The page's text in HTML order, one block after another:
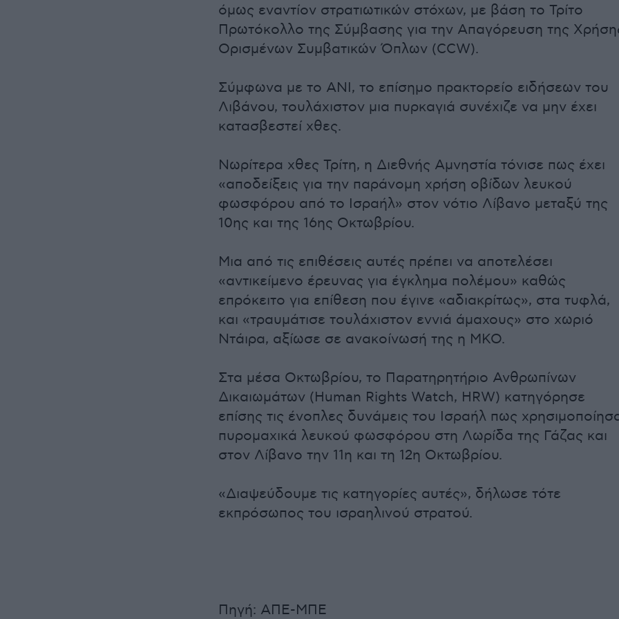
όμως εναντίον στρατιωτικών στόχων, με βάση το Τρίτο
Πρωτόκολλο της Σύμβασης για την Απαγόρευση της
Ορισμένων Συμβατικών Όπλων (CCW).
Σύμφωνα με το ANI, το επίσημο πρακτορείο ειδήσεων του
Λιβάνου, τουλάχιστον μια πυρκαγιά συνέχιζε να μην έχει
κατασβεστεί χθες.
Νωρίτερα χθες Τρίτη, η Διεθνής Αμνηστία τόνισε πως έχει
«αποδείξεις για την παράνομη χρήση οβίδων λευκού
φωσφόρου από το Ισραήλ» στον νότιο Λίβανο μεταξύ της
10ης και της 16ης Οκτωβρίου.
Μια από τις επιθέσεις αυτές πρέπει να αποτελέσει
«αντικείμενο έρευνας για έγκλημα πολέμου» καθώς
επρόκειτο για επίθεση που έγινε «αδιακρίτως», στα τυφλά,
και «τραυμάτισε τουλάχιστον εννιά άμαχους» στο χωριό
Ντάιρα, αξίωσε σε ανακοίνωσή της η ΜΚΟ.
Στα μέσα Οκτωβρίου, το Παρατηρητήριο Ανθρωπίνων
Δικαιωμάτων (Human Rights Watch, HRW) κατηγόρησε
επίσης τις ένοπλες δυνάμεις του Ισραήλ πως
πυρομαχικά λευκού φωσφόρου στη Λωρίδα της Γάζας και
στον Λίβανο την 11η και τη 12η Οκτωβρίου.
«Διαψεύδουμε τις κατηγορίες αυτές», δήλωσε τότε
εκπρόσωπος του ισραηλινού στρατού.
Πηγή: ΑΠΕ-ΜΠΕ